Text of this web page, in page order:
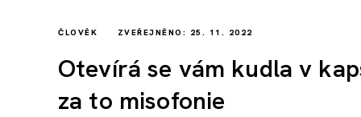
ČLOVĚK ZVEŘEJNĚNO: 25. 11. 2022
Otevírá se vám kudla v
za to misofonie